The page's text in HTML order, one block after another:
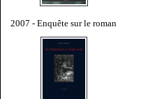
2007 - Enquête sur le roman